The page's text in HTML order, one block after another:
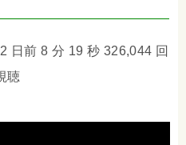
日前 8 分 19 秒 326,044 回
聴